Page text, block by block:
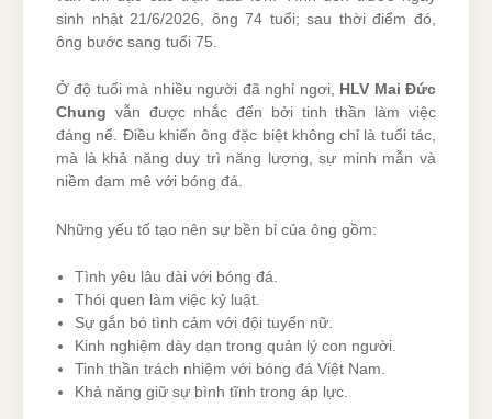
sinh nhật 21/6/2026, ông 74 tuổi; sau thời điểm đó,
ông bước sang tuổi 75.
Ở độ tuổi mà nhiều người đã nghỉ ngơi, HLV Mai Đức
Chung vẫn được nhắc đến bởi tinh thần làm việc
đáng nể. Điều khiến ông đặc biệt không chỉ là tuổi tác,
mà là khả năng duy trì năng lượng, sự minh mẫn và
niềm đam mê với bóng đá.
Những yếu tố tạo nên sự bền bỉ của ông gồm:
Tình yêu lâu dài với bóng đá.
Thói quen làm việc kỷ luật.
Sự gắn bó tình cảm với đội tuyển nữ.
Kinh nghiệm dày dạn trong quản lý con người.
Tinh thần trách nhiệm với bóng đá Việt Nam.
Khả năng giữ sự bình tĩnh trong áp lực.